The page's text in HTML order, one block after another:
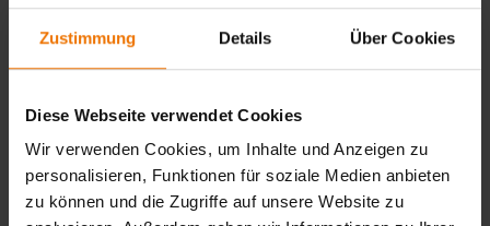
Zustimmung Details Über Cookies
Diese Webseite verwendet Cookies
Wir verwenden Cookies, um Inhalte und Anzeigen zu
personalisieren, Funktionen für soziale Medien anbieten
zu können und die Zugriffe auf unsere Website zu
Für eine Unternehmenszertifizierung nach DIN EN 15085-2
füllt der Kunde ein Antragsformular mit
Betriebsbeschreibung nach entsprechenden Formblättern
Je nach Umfang der Produktgruppen und Erfordernis an
die Klassifizierungsstufe bekommt der Kunde ein
individuelles Angebot über die zu erwartenden Kosten.
Der zeitliche Rahmen richtet sich nach den Festlegungen